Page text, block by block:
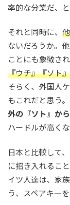
率的な分業だ、
それと同時に、
ないだろうか。
ことにも象徴さ
『ウチ』『ソト』
そらく、外国人
もこれだと思う
外の『ソト』か
ハードルが高くな
日本と比較して
に招き入れるこ
イツ人達は、家
う、スペアキー